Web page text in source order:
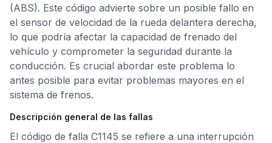
(ABS). Este código advierte sobre un posible fallo en
el sensor de velocidad de la rueda delantera derecha,
lo que podría afectar la capacidad de frenado del
vehículo y comprometer la seguridad durante la
conducción. Es crucial abordar este problema lo
antes posible para evitar problemas mayores en el
sistema de frenos.
Descripción general de las fallas
El código de falla C1145 se refiere a una interrupción